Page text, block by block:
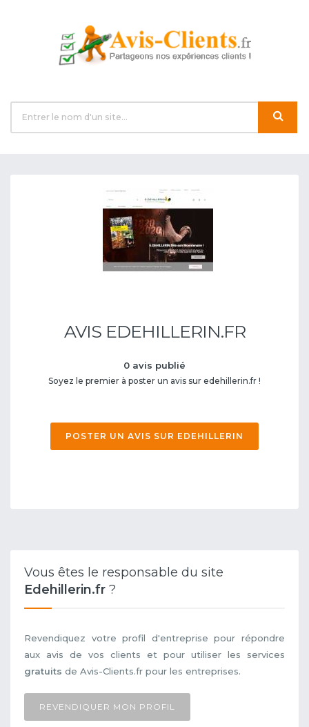
AVIS EDEHILLERIN.FR
0 avis publié
Soyez le premier à poster un avis sur edehillerin.fr !
POSTER UN AVIS SUR EDEHILLERIN
Vous êtes le responsable du site
Edehillerin.fr ?
Revendiquez votre profil d'entreprise pour répondre
aux avis de vos clients et pour utiliser les services
gratuits de Avis-Clients.fr pour les entreprises.
REVENDIQUER MON PROFIL